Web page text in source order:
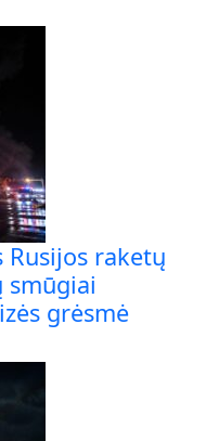
Rusijos raketų
smūgiai
grėsmė